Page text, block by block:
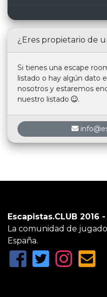
¿Eres propietario de
Si tienes una escape
listado o hay algún dato
nosotros y estaremos
nuestro listado
.
Escapistas.CLUB 2016
La comunidad de
España.